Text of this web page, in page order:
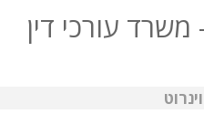
משרד עורכי דין